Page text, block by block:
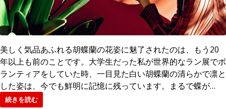
美しく気品あふれる胡蝶蘭の花姿に魅了されたのは、もう20
年以上も前のことです。大学生だった私が世界的なラン展でボ
ランティアをしていた時、一目見た白い胡蝶蘭の清らかで凛と
した姿は、今でも鮮明に記憶に残っています。まるで蝶が…
続きを読む